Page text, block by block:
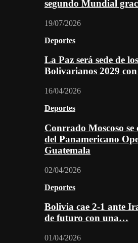
segundo Mundial
19/07/2026
Deportes
La Paz será sede de
Bolivarianos 2029
16/04/2026
Deportes
Conrrado Moscoso
del Panamericano
Guatemala
02/04/2026
Deportes
Bolivia cae 2-1 ante
de futuro con una…
01/04/2026